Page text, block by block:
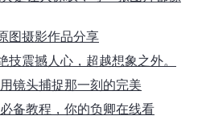
图摄影作品分享
技震撼人心，超越想象之外。
镜头捕捉那一刻的完美
备教程，你的负卿在线看